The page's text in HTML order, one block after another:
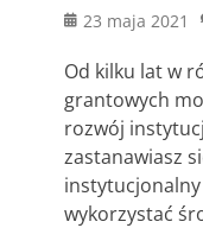
Posted
23 maja 2021
Od kilku lat w
grantowych
rozwój
zastanawiasz
wykorzystać